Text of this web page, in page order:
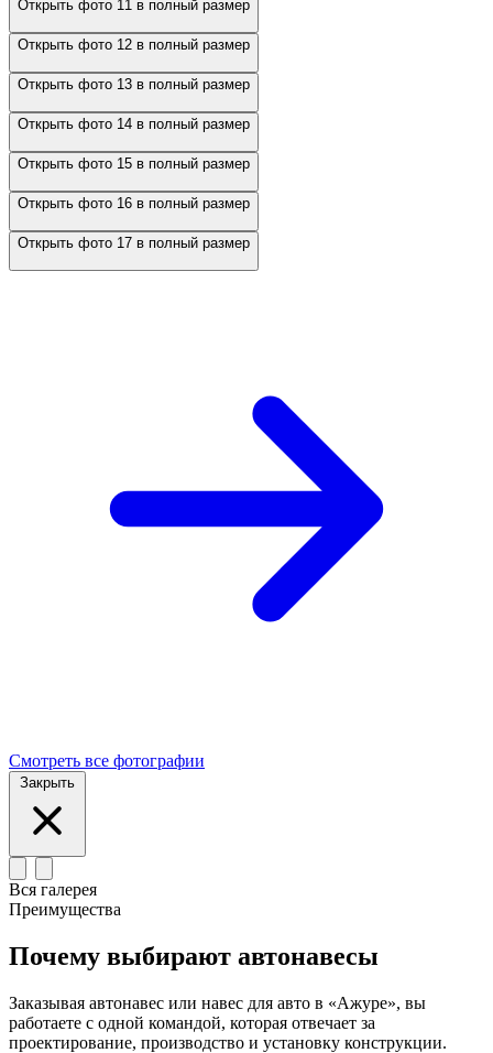
Открыть фото 11 в полный размер
Открыть фото 12 в полный размер
Открыть фото 13 в полный размер
Открыть фото 14 в полный размер
Открыть фото 15 в полный размер
Открыть фото 16 в полный размер
Открыть фото 17 в полный размер
Смотреть все фотографии
Закрыть
Вся галерея
Преимущества
Почему выбирают автонавесы
Заказывая автонавес или навес для авто в «Ажуре», вы
работаете с одной командой, которая отвечает за
проектирование, производство и установку конструкции.